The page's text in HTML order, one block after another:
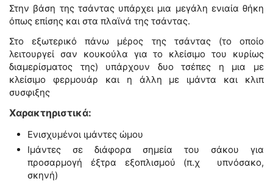
Στην βάση της τσάντας υπάρχει μια μεγάλη ενιαία θήκη
όπως επίσης και στα πλαϊνά της τσάντας.
Στο εξωτερικό πάνω μέρος της τσάντας (το οποίο
λειτουργεί σαν κουκούλα για το κλείσιμο του κυρίως
διαμερίσματος της) υπάρχουν δυο τσέπες η μια με
κλείσιμο φερμουάρ και η άλλη με ιμάντα και κλιπ
συσφιξης
Χαρακτηριστικά:
Ενισχυμένοι ιμάντες ώμου
Ιμάντες σε διάφορα σημεία του σάκου για
προσαρμογή έξτρα εξοπλισμού (π.χ υπνόσακο,
σκηνή)